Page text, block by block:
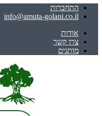
התחברות
info@amuta-golani.co.il
אודות
צרו קשר
מותגים